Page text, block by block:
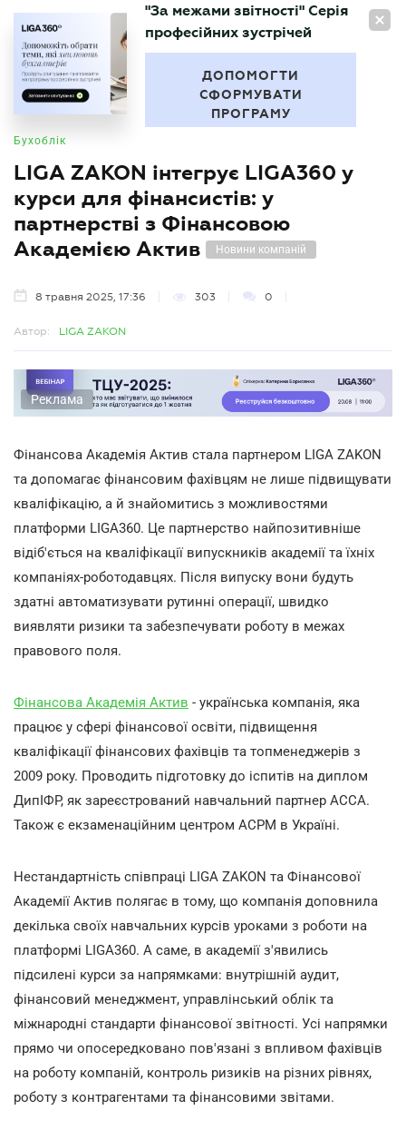
UA
БУХГАЛТЕР
"За межами звітності" Серія
професійних зустрічей
ДОПОМОГТИ
СФОРМУВАТИ
ПРОГРАМУ
Бухоблік
LIGA ZAKON інтегрує LIGA360 у
курси для фінансистів: у
партнерстві з Фінансовою
Академією Актив
Новини компаній
8 травня 2025, 17:36 303 0
Автор: LIGA ZAKON
Реклама
Фінансова Академія Актив стала партнером LIGA ZAKON
та допомагає фінансовим фахівцям не лише підвищувати
кваліфікацію, а й знайомитись з можливостями
платформи LIGA360. Це партнерство найпозитивніше
відіб'ється на кваліфікації випускників академії та їхніх
компаніях-роботодавцях. Після випуску вони будуть
здатні автоматизувати рутинні операції, швидко
виявляти ризики та забезпечувати роботу в межах
правового поля.
Фінансова Академія Актив - українська компанія, яка
працює у сфері фінансової освіти, підвищення
кваліфікації фінансових фахівців та топменеджерів з
2009 року. Проводить підготовку до іспитів на диплом
ДипІФР, як зареєстрований навчальний партнер ACCA.
Також є екзаменаційним центром ACPM в Україні.
Нестандартність співпраці LIGA ZAKON та Фінансової
Академії Актив полягає в тому, що компанія доповнила
декілька своїх навчальних курсів уроками з роботи на
платформі LIGA360. А саме, в академії з'явились
підсилені курси за напрямками: внутрішній аудит,
фінансовий менеджмент, управлінський облік та
міжнародні стандарти фінансової звітності. Усі напрямки
прямо чи опосередковано пов'язані з впливом фахівців
на роботу компаній, контроль ризиків на різних рівнях,
роботу з контрагентами та фінансовими звітами.